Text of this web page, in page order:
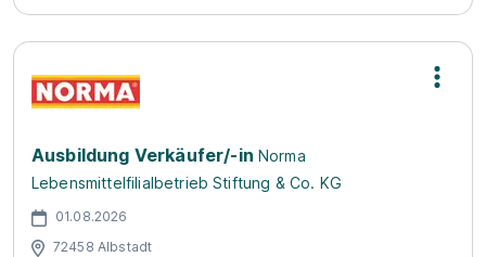
Ausbildung Verkäufer/-in Norma
Lebensmittelfilialbetrieb Stiftung & Co. KG
01.08.2026
72458 Albstadt